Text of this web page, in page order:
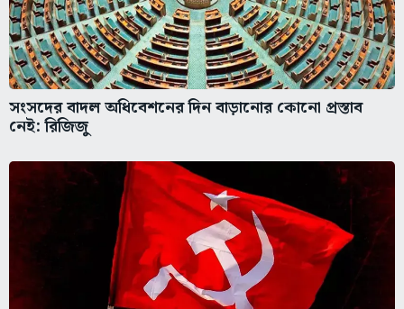
সংসদের বাদল অধিবেশনের দিন বাড়ানোর কোনো প্রস্তাব
নেই: রিজিজু